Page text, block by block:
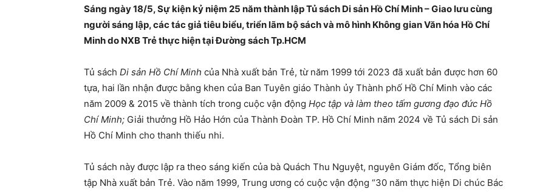
Sáng ngày 18/5,Sự kiện kỷ niệm 25 năm thành lập Tủ sách Di sản Hồ Chí Minh – Giao lưu cùng
người sáng lập, các tác giả tiêu biểu, triển lãm bộ sách và mô hình Không gian Văn hóa Hồ Chí
Minh do NXB Trẻ thực hiện tại Đường sách Tp.HCM
Tủ sách Di sản Hồ Chí Minh của Nhà xuất bản Trẻ, từ năm 1999 tới 2023 đã xuất bản được hơn 60
tựa, hai lần nhận được bằng khen của Ban Tuyên giáo Thành ủy Thành phố Hồ Chí Minh vào các
năm 2009 & 2015 về thành tích trong cuộc vận động Học tập và làm theo tấm gương đạo đức Hồ
Chí Minh; Giải thưởng Hồ Hảo Hớn của Thành Đoàn TP. Hồ Chí Minh năm 2024 về Tủ sách Di sản
Hồ Chí Minh cho thanh thiếu nhi.
Tủ sách này được lập ra theo sáng kiến của bà Quách Thu Nguyệt, nguyên Giám đốc, Tổng biên
tập Nhà xuất bản Trẻ. Vào năm 1999, Trung ương có cuộc vận động “30 năm thực hiện Di chúc Bác